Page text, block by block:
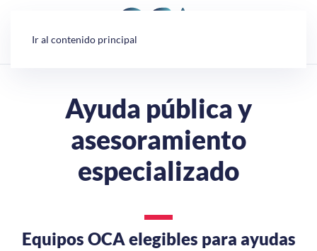
Ir al contenido principal
Ayuda pública y
asesoramiento
especializado
Equipos OCA elegibles para ayudas